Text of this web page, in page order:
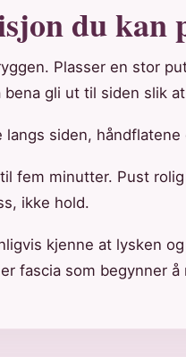
du kan
Plasser en stor
bena gli ut til siden slik
langs siden, håndflatene
fem minutter. Pust
ikke hold.
kjenne at lysken
fascia som begynner å